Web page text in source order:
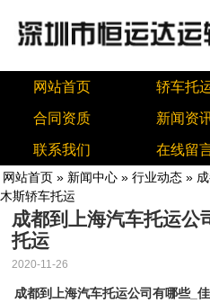
网站首页 轿车托
合同资质 新闻资
联系我们 在线留
网站首页 » 新闻中心 » 行业动态 »
木斯轿车托运
成都到上海汽车托运公
托运
2020-11-26
成都到上海汽车托运公司有哪些_